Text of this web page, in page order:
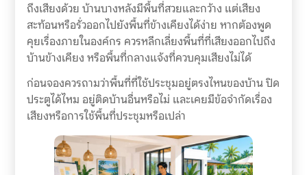
ถึงเสียงด้วย บ้านบางหลังมีพื้นที่สวยและกว้าง แต่เสียง
สะท้อนหรือรั่วออกไปยังพื้นที่ข้างเคียงได้ง่าย หากต้องพูด
คุยเรื่องภายในองค์กร ควรหลีกเลี่ยงพื้นที่ที่เสียงออกไปถึง
บ้านข้างเคียง หรือพื้นที่กลางแจ้งที่ควบคุมเสียงไม่ได้
ก่อนจองควรถามว่าพื้นที่ที่ใช้ประชุมอยู่ตรงไหนของบ้าน ปิด
ประตูได้ไหม อยู่ติดบ้านอื่นหรือไม่ และเคยมีข้อจำกัดเรื่อง
เสียงหรือการใช้พื้นที่ประชุมหรือเปล่า